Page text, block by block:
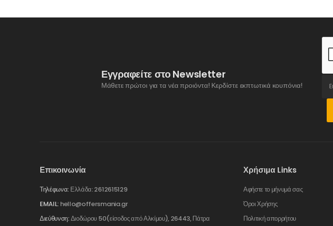
Εγγραφείτε στο Newsletter
Μάθετε πρώτοι για τα νέα προιόντα! Κερδίστε εκπτωτικά κουπόνια!
Επικοινωνία
Τηλέφωνα: Ελλάδα: 2612615129
EMAIL: hello@offersmania.gr
Διεύθυνση:Διοδώρου 50(είσοδος από Αλκίμου), 26443, Πάτρα
Χρήσιμα Links
Αφήστε το μήνυμά σας
Όροι Χρήσης
Πολιτική απορρήτου